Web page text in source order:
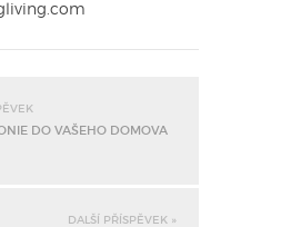
DO VAŠEHO DOMOVA
DALŠÍ PŘÍSPĚVEK »